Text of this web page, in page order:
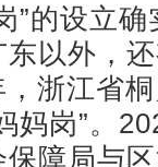
的设立确
以外，
，浙江省
妈岗”。
障局与